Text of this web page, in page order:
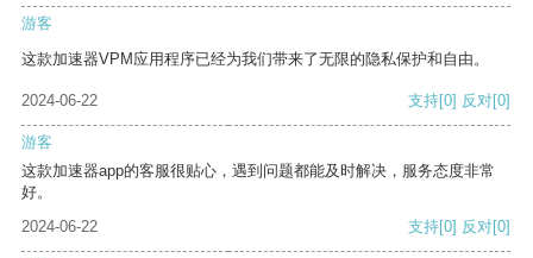
游客
这款加速器VPM应用程序已经为我们带来了无限的隐私保护和自由。
2024-06-22 支持[0] 反对[0]
游客
这款加速器app的客服很贴心，遇到问题都能及时解决，服务态度非常
好。
2024-06-22
支持[0] 反对[0]